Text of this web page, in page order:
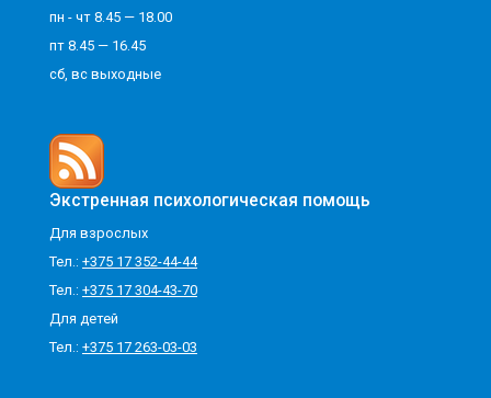
пн - чт 8.45 — 18.00
пт 8.45 — 16.45
сб, вс выходные
Экстренная психологическая помощь
Для взрослых
Тел.: +375 17 352-44-44
Тел.: +375 17 304-43-70
Для детей
Тел.: +375 17 263-03-03